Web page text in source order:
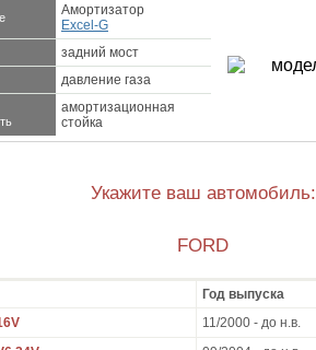
Амортизатор
Excel-G
задний мост
давление газа
амортизационная
стойка
Укажите ваш автомобиль:
FORD
Год выпуска
11/2000 - до н.в.